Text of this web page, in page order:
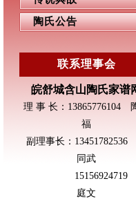
陶氏公告
联系理事会
皖舒城含山陶氏家谱
理 事 长：13865776104
福
副理事长：13451782536
同武
15156924719
庭文